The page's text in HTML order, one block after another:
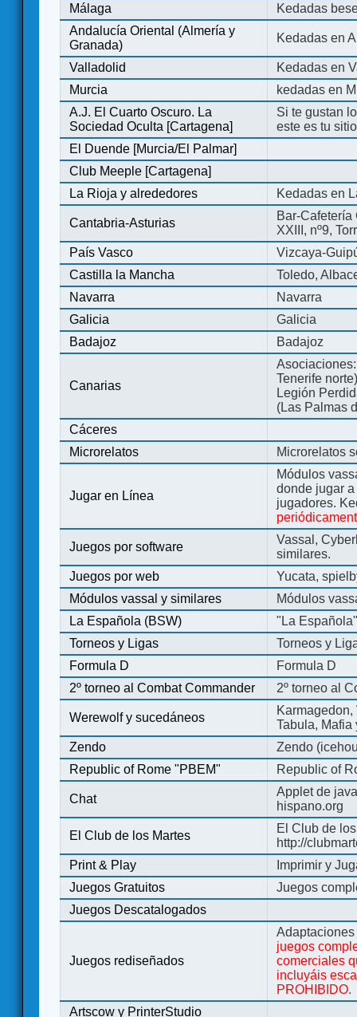
Málaga
Kedadas
Andalucía Oriental (Almería y
Granada)
Kedadas en
Valladolid
Kedadas en
Murcia
kedadas en
A.J. El Cuarto Oscuro. La
Sociedad Oculta [Cartagena]
Si te gustan
este es tu
El Duende [Murcia/El Palmar]
Club Meeple [Cartagena]
La Rioja y alrededores
Kedadas en
Cantabria-Asturias
Bar-
XXIII, nº9,
País Vasco
Vizcaya-
Castilla la Mancha
Toledo,
Navarra
Navarra
Galicia
Galicia
Badajoz
Badajoz
Canarias
Tenerife
Legión
(Las Palmas
Cáceres
Microrelatos
Microrelatos
Jugar en Línea
Módulos
donde jugar
jugadores.
Juegos por software
Vassal,
similares.
Juegos por web
Yucata,
Módulos vassal y similares
Módulos
La Española (BSW)
"La
Torneos y Ligas
Torneos y
Formula D
Formula D
2º torneo al Combat Commander
2º torneo al
Werewolf y sucedáneos
Tabula, Mafia
Zendo
Zendo
Republic of Rome "PBEM"
Republic of
Chat
Applet de
hispano.org
El Club de los Martes
El Club de
http://
Print & Play
Imprimir y
Juegos Gratuitos
Juegos
Juegos Descatalogados
Juegos rediseñados
juegos
comerciales
incluyáis
PROHIBIDO.
Artscow y PrinterStudio